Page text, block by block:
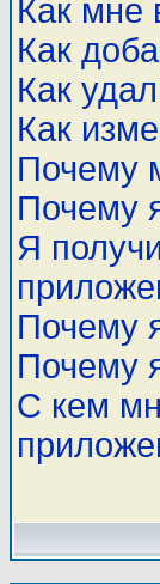
Как мне
Как
Как
Как
Почему
Почему
Я
Почему
Почему
С кем